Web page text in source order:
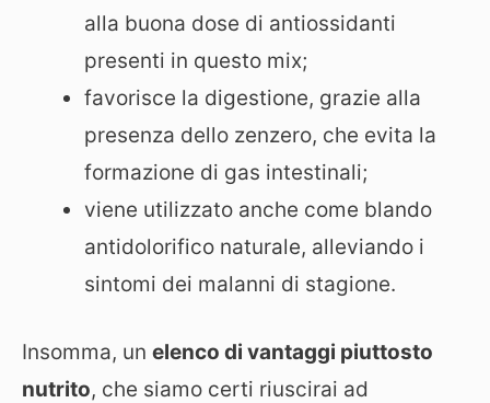
alla buona dose di antiossidanti
presenti in questo mix;
favorisce la digestione, grazie alla
presenza dello zenzero, che evita la
formazione di gas intestinali;
viene utilizzato anche come blando
antidolorifico naturale, alleviando i
sintomi dei malanni di stagione.
Insomma, un elenco di vantaggi piuttosto
nutrito, che siamo certi riuscirai ad